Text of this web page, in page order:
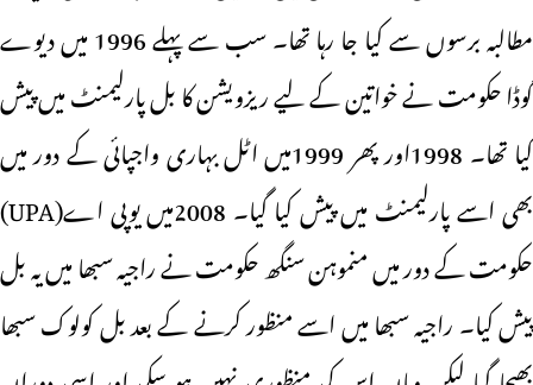
مطالبہ برسوں سے کیا جا رہا تھا۔ سب سے پہلے 1996 میں دیوے
گوڈا حکومت نے خواتین کے لیے ریزویشن کا بل پارلیمنٹ میں پیش
کیا تھا۔ 1998اور پھر 1999میں اٹل بہاری واجپائی کے دور میں
بھی اسے پارلیمنٹ میں پیش کیا گیا۔ 2008میں یوپی اے(UPA)
حکومت کے دور میں منموہن سنگھ حکومت نے راجیہ سبھا میں یہ بل
پیش کیا۔ راجیہ سبھا میں اسے منظور کرنے کے بعد بل کولوک سبھا